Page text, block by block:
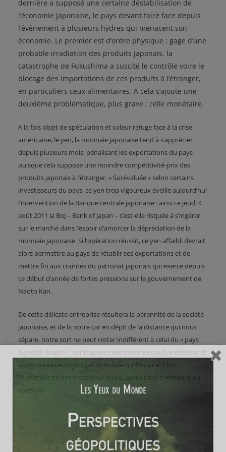
dernière a supposé une certaine déstabilisation de
l’économie japonaise, le pays devant faire face depuis
l’évènement à plusieurs hydres qui menacent son
économie. Le premier est d’ordre physique : gage d’une
probable irradiation des produits japonais, la
catastrophe de Fukushima a suscité le contrôle voire le
blocage des importations de ces produits à l’étranger,
en particuliers ceux alimentaires. A cela s’ajoute une
deuxième problématique, plus grave : celle monétaire.
A la fois objet de spéculation et valeur refuge face à la crise
américaine, le yen, la monnaie japonaise tend à s’apprécier
depuis plusieurs mois, pénalisant les exportations du pays
puisque cela suppose une moindre compétitivité-prix des
produits japonais à l’étranger. « Surévaluée » selon certains
investisseurs du pays, ce yen trop vigoureux éveille aujourd’hui
l’intervention de la Banque centrale japonaise : ainsi ce jeudi 4
août 2011 la BoJ – Bank of Japan – s’est-elle risquée à s’ingérer
sur le marché dans l’espoir d’amorcer la dépréciation de la
monnaie japonaise. Si l’opération réussit, ce yen affaibli devrait
alors permettre au pays de rétablir ses exportations et de
mettre fin aux craintes du patronat japonais qui exerce depuis
ce début d’année de fortes pressions sur le gouvernement de
Naoto Kan.
De cette délicate entreprise résultera la pérennité de la société
japonaise, et de la notre car en dépit de la distance qui nous
sépare, notre sort ne peut rester indifférent à celui du « pays
du soleil levant » : par la guerre des monnaies qu’il entretient et
la révolution énergétique mondiale qu’il suscite, c’est
l’ensemble de notre système que le Japon tend à remettre en
question.